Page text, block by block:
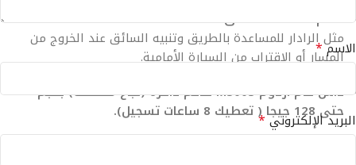
نظام مساعدة السائق ADAS :
مثل الرادار للمساعدة بالطريق وتنبيه السائق عند الخروج من
المسار أو الاقتراب من السيارة الأمامية.
داش كام ازدوم M300S تدعم
ذاكرة (تباع منفصلة) بحجم
حتى 128 جيجا ( تعطيك 8 ساعات تسجيل).
الاسم*
البريد الإلكتروني*